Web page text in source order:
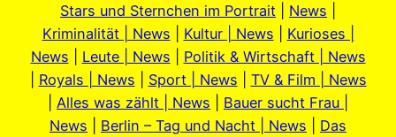
Stars und Sternchen im Portrait
News
Kriminalität | News
Kultur | News
Kurioses |
News
Leute | News
Politik & Wirtschaft | News
Royals | News Sport | News
TV & Film | News
Alles was zählt | News
Bauer sucht Frau |
News
Berlin – Tag und Nacht | News
Das